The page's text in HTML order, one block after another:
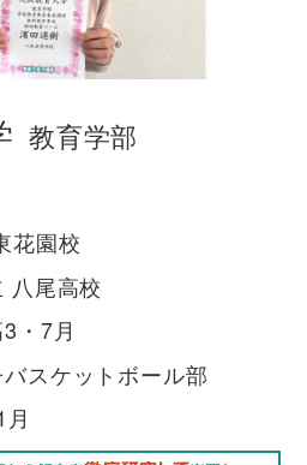
教育学部
花園校
八尾高校
・7月
スケットボール部